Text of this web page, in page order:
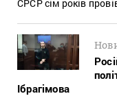
СРСР сім років
Ібрагімова